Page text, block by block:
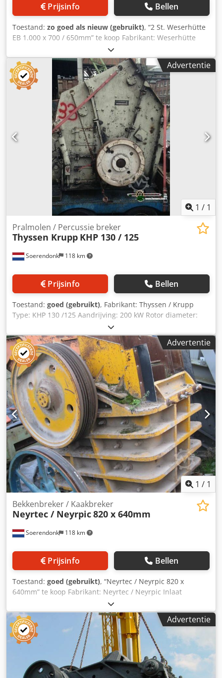
Prijsinfo Bellen
Toestand: zo goed als nieuw (gebruikt), “2 St. Weserhütte
EB 1.000 x 700 / 650mm” te koop Fabrikant: Weserhütte
Type: EB 1.000 x 700 / 650 Inlaat Afmeting: 1.000 x 700 /
650mm Inclusief aandrijving Bekijk het PDF-Document hier
onder voor meer specifieke informatie. Breker is in goed
werkende conditie. Crsdpfsg I R R Asx Adysf Breker kan
gestraald en gespoten worden.
Advertentie
1 / 1
Soerendonk 118 km
Pralmolen / Percussie breker
Thyssen Krupp KHP 130 / 125
Prijsinfo Bellen
Toestand: goed (gebruikt), Fabrikant: Thyssen / Krupp
Type: KHP 130 /125 Aandrijving: 200 kW Rotor diameter:
1.300mm Rotor breedte: 1.250mm Inlaat Afmeting: 1.370 x
990mm Bekijk het PDF-Document hier onder voor meer
specifieke informatie. Inclusief: – Inlaat – Hydraulisch
openingssysteem Credpfx Adsg I R Ruoysf Nieuwe reserve
onderdelen op voorraad.
Advertentie
1 / 1
Soerendonk 118 km
Bekkenbreker / Kaakbreker
Neyrtec / Neyrpic820 x 640mm
Prijsinfo Bellen
Toestand: goed (gebruikt), “Neyrtec / Neyrpic 820 x
640mm” te koop Fabrikant: Neyrtec / Neyrpic Inlaat
Afmeting: 820 x 640mm Crodpfxehu Hpij Adysf Inclusief
aandrijving Breker wordt nog gestraald en gespoten.
Advertentie